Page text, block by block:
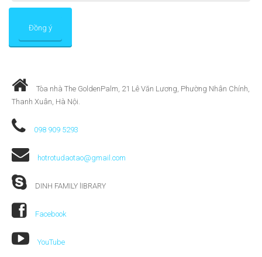
Tòa nhà The GoldenPalm, 21 Lê Văn Lương, Phường Nhân Chính,
Thanh Xuân, Hà Nội.
098 909 5293
hotrotudaotao@gmail.com
DINH FAMILY lIBRARY
Facebook
YouTube